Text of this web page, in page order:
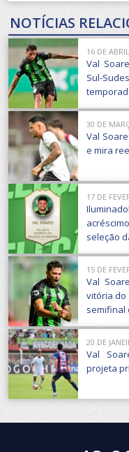
NOTÍCIAS
16 DE
Val
Sul-
30 DE
Val
e mira
17 DE
seleção
15 DE
Val
vitória do
semifinal
20 DE
Val
projeta